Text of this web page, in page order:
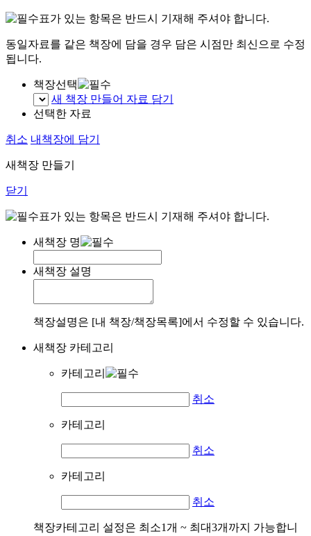
표가 있는 항목은 반드시 기재해 주셔야 합니다.
동일자료를 같은 책장에 담을 경우 담은 시점만 최신으로 수정
됩니다.
책장선택
새 책장 만들어 자료 담기
선택한 자료
취소 내책장에 담기
새책장 만들기
닫기
표가 있는 항목은 반드시 기재해 주셔야 합니다.
새책장 명
새책장 설명
책장설명은 [내 책장/책장목록]에서 수정할 수 있습니다.
새책장 카테고리
카테고리
취소
카테고리
취소
카테고리
취소
책장카테고리 설정은 최소1개 ~ 최대3개까지 가능합니